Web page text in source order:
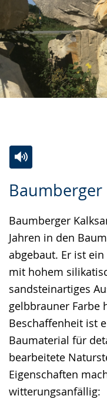
Baumberger
Jahren in den
abgebaut. Er ist
mit hohem
sandsteinartiges
gelbbrauner Farbe
Beschaffenheit ist
Baumaterial für
bearbeitete
Eigenschaften
witterungsanfällig:
Leichten
wechseln.
Audio-
Video
Deutscher
Gebärdensprache
wird
angezeigt.